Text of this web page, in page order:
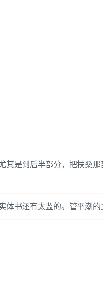
是到后半部分，把扶桑那
书还有太监的。管平潮的